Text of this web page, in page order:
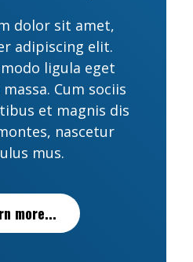
dolor sit amet,
adipiscing elit.
ligula eget
Cum sociis
et magnis dis
nascetur
mus.
more...